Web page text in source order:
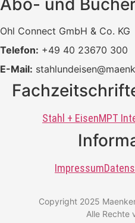
Ohl Connect GmbH & Co. KG
Telefon: +49 40 23670 300
E-Mail:
Stahl + EisenMPT
Impressum
Copyright 2025
Alle Rechte